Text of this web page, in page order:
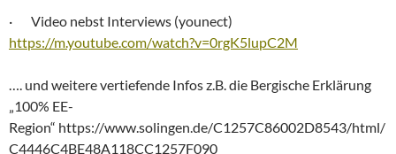
· Video nebst Interviews (younect)
https://m.youtube.com/watch?v=0rgK5lupC2M
…. und weitere vertiefende Infos z.B. die Bergische Erklärung
„100% EE-
Region“ https://www.solingen.de/C1257C86002D8543/html/
C4446C4BE48A118CC1257F090